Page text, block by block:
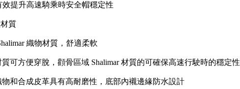
效提升高速騎乘時安全帽穩定性
質
織物材質，舒適柔軟
質可方便穿脫，顴骨區域 Shalimar 材質的可確保高速行駛時的穩定性
物和合成皮革具有高耐磨性，底部內襯邊緣防水設計